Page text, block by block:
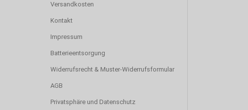
Versandkosten
Kontakt
Impressum
Batterieentsorgung
Widerrufsrecht & Muster-Widerrufsformular
AGB
Privatsphäre und Datenschutz